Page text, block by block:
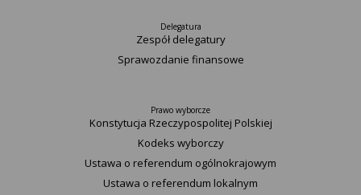
Delegatura
Zespół delegatury
Sprawozdanie finansowe
Prawo wyborcze
Konstytucja Rzeczypospolitej Polskiej​
Kodeks wyborczy
Ustawa o referendum ogólnokrajowym
Ustawa o referendum lokalnym